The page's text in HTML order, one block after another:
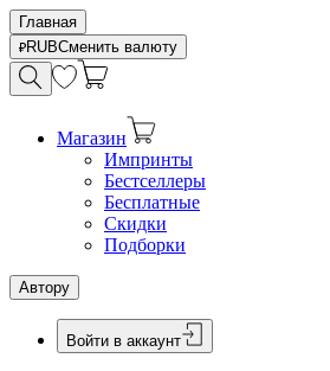
Главная
RUBСменить валюту
Магазин
Импринты
Бестселлеры
Бесплатные
Скидки
Подборки
Автору
Войти в аккаунт